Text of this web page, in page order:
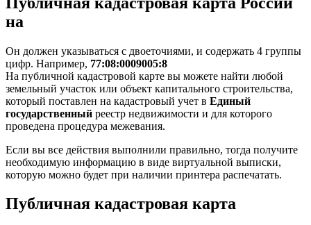
на
Он должен указываться с двоеточиями, и содержать 4 группы
цифр. Например, 77:08:0009005:8
На публичной кадастровой карте вы можете найти любой
земельный участок или объект капитального строительства,
который поставлен на кадастровый учет в Единый
государственный реестр недвижимости и для которого
проведена процедура межевания.
Если вы все действия выполнили правильно, тогда получите
необходимую информацию в виде виртуальной выписки,
которую можно будет при наличии принтера распечатать.
Публичная кадастровая карта